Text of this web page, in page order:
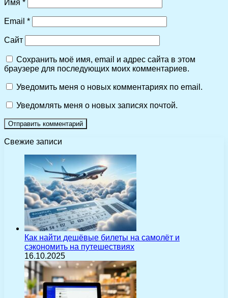
Имя *
Email *
Сайт
Сохранить моё имя, email и адрес сайта в этом
браузере для последующих моих комментариев.
Уведомить меня о новых комментариях по email.
Уведомлять меня о новых записях почтой.
Свежие записи
Как найти дешёвые билеты на самолёт и
сэкономить на путешествиях
16.10.2025